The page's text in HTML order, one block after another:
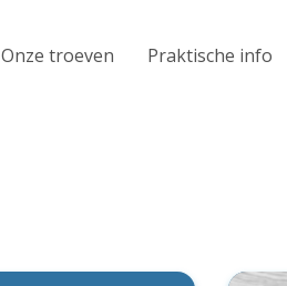
Onze troeven Praktische info